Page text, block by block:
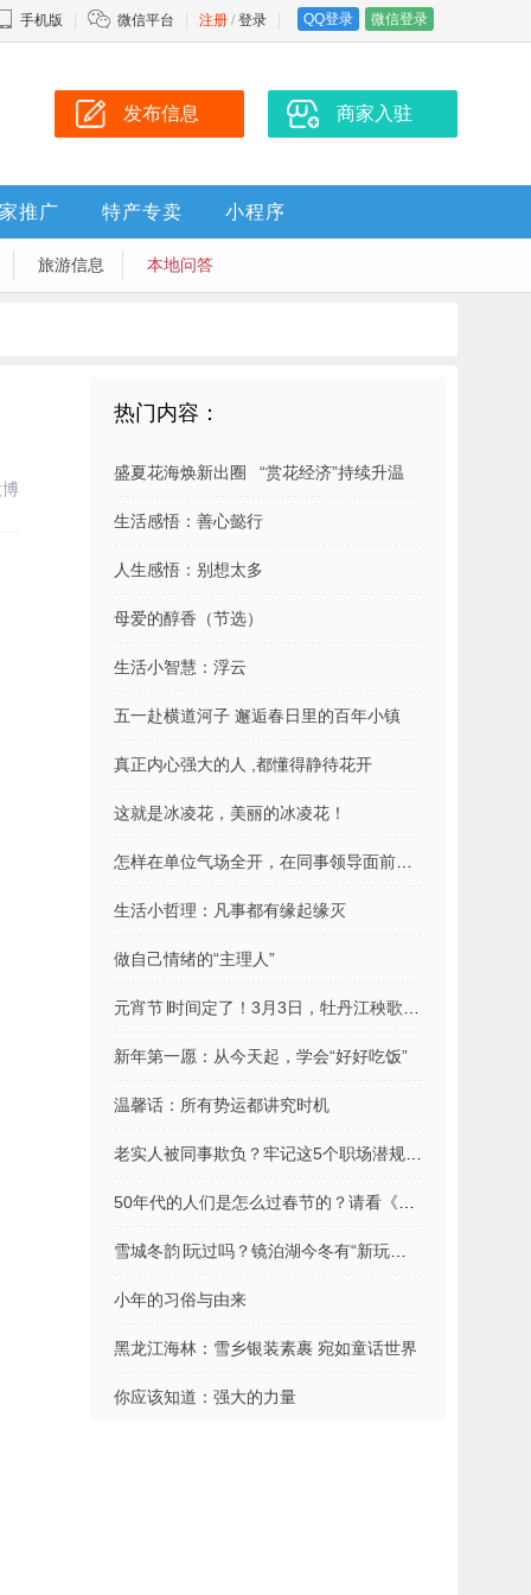
注册 / 登录 QQ登录 微信登录
手机版 微信平台
发布信息 商家入驻
推广 特产专卖 小程序
旅游信息 本地问答
热门内容：
盛夏花海焕新出圈 “赏花经济”持续升温
生活感悟：善心懿行
人生感悟：别想太多
母爱的醇香（节选）
生活小智慧：浮云
五一赴横道河子 邂逅春日里的百年小镇
真正内心强大的人 ,都懂得静待花开
这就是冰凌花，美丽的冰凌花！
生活小哲理：凡事都有缘起缘灭
做自己情绪的“主理人”
新年第一愿：从今天起，学会“好好吃饭”
温馨话：所有势运都讲究时机
小年的习俗与由来
黑龙江海林：雪乡银装素裹 宛如童话世界
你应该知道：强大的力量